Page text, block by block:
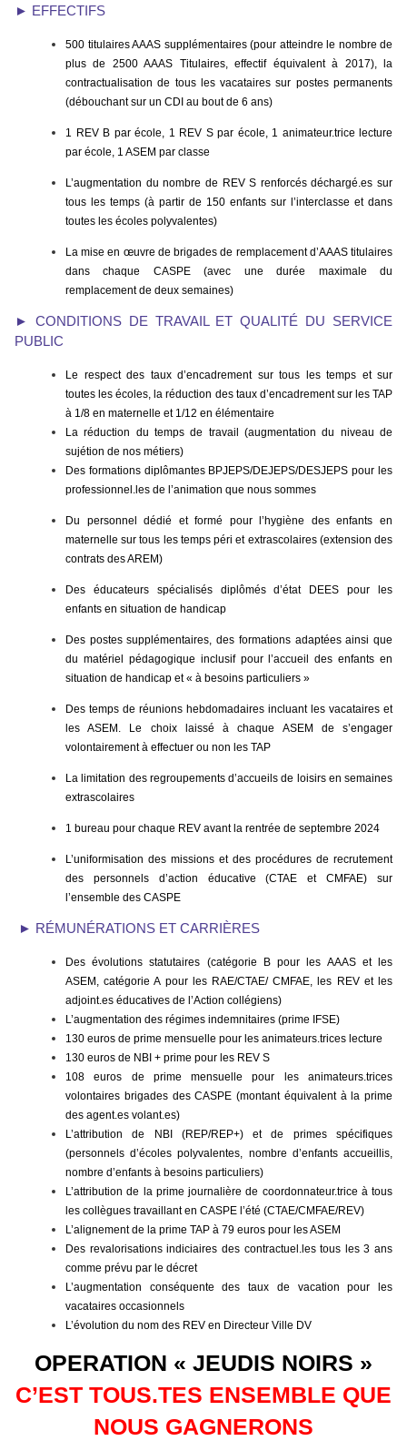
► EFFECTIFS
500 titulaires AAAS supplémentaires (pour atteindre le nombre de
plus de 2500 AAAS Titulaires, effectif équivalent à 2017), la
contractualisation de tous les vacataires sur postes permanents
(débouchant sur un CDI au bout de 6 ans)
1 REV B par école, 1 REV S par école, 1 animateur.trice lecture
par école, 1 ASEM par classe
L’augmentation du nombre de REV S renforcés déchargé.es sur
tous les temps (à partir de 150 enfants sur l’interclasse et dans
toutes les écoles polyvalentes)
La mise en œuvre de brigades de remplacement d’AAAS titulaires
dans chaque CASPE (avec une durée maximale du
remplacement de deux semaines)
► CONDITIONS DE TRAVAIL ET QUALITÉ DU SERVICE
PUBLIC
Le respect des taux d’encadrement sur tous les temps et sur
toutes les écoles, la réduction des taux d’encadrement sur les TAP
à 1/8 en maternelle et 1/12 en élémentaire
La réduction du temps de travail (augmentation du niveau de
sujétion de nos métiers)
Des formations diplômantes BPJEPS/DEJEPS/DESJEPS pour les
professionnel.les de l’animation que nous sommes
Du personnel dédié et formé pour l’hygiène des enfants en
maternelle sur tous les temps péri et extrascolaires (extension des
contrats des AREM)
Des éducateurs spécialisés diplômés d’état DEES pour les
enfants en situation de handicap
Des postes supplémentaires, des formations adaptées ainsi que
du matériel pédagogique inclusif pour l’accueil des enfants en
situation de handicap et « à besoins particuliers »
Des temps de réunions hebdomadaires incluant les vacataires et
les ASEM. Le choix laissé à chaque ASEM de s’engager
volontairement à effectuer ou non les TAP
La limitation des regroupements d’accueils de loisirs en semaines
extrascolaires
1 bureau pour chaque REV avant la rentrée de septembre 2024
L’uniformisation des missions et des procédures de recrutement
des personnels d’action éducative (CTAE et CMFAE) sur
l’ensemble des CASPE
► RÉMUNÉRATIONS ET CARRIÈRES
Des évolutions statutaires (catégorie B pour les AAAS et les
ASEM, catégorie A pour les RAE/CTAE/ CMFAE, les REV et les
adjoint.es éducatives de l’Action collégiens)
L’augmentation des régimes indemnitaires (prime IFSE)
130 euros de prime mensuelle pour les animateurs.trices lecture
130 euros de NBI + prime pour les REV S
108 euros de prime mensuelle pour les animateurs.trices
volontaires brigades des CASPE (montant équivalent à la prime
des agent.es volant.es)
L’attribution de NBI (REP/REP+) et de primes spécifiques
(personnels d’écoles polyvalentes, nombre d’enfants accueillis,
nombre d’enfants à besoins particuliers)
L’attribution de la prime journalière de coordonnateur.trice à tous
les collègues travaillant en CASPE l’été (CTAE/CMFAE/REV)
L’alignement de la prime TAP à 79 euros pour les ASEM
Des revalorisations indiciaires des contractuel.les tous les 3 ans
comme prévu par le décret
L’augmentation conséquente des taux de vacation pour les
vacataires occasionnels
L’évolution du nom des REV en Directeur Ville DV
OPERATION « JEUDIS NOIRS »
C’EST TOUS.TES ENSEMBLE QUE
NOUS GAGNERONS